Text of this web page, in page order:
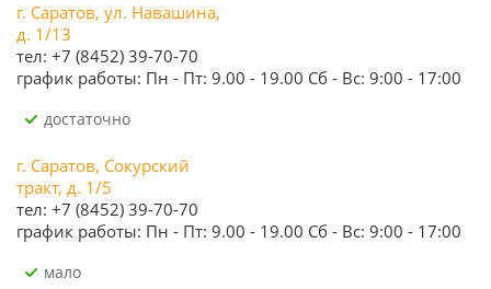
г. Саратов, ул. Навашина,
д. 1/13
тел: +7 (8452) 39-70-70
график работы: Пн - Пт: 9.00 - 19.00 Сб - Вс: 9:00 - 17:00
Достаточно
г. Саратов, Сокурский
тракт, д. 1/5
тел: +7 (8452) 39-70-70
график работы: Пн - Пт: 9.00 - 19.00 Сб - Вс: 9:00 - 17:00
Мало